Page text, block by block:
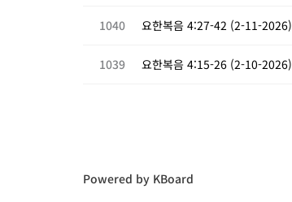
1040 요한복음 4:27-42 (2-11-2026)
1039 요한복음 4:15-26 (2-10-2026)
Powered by KBoard